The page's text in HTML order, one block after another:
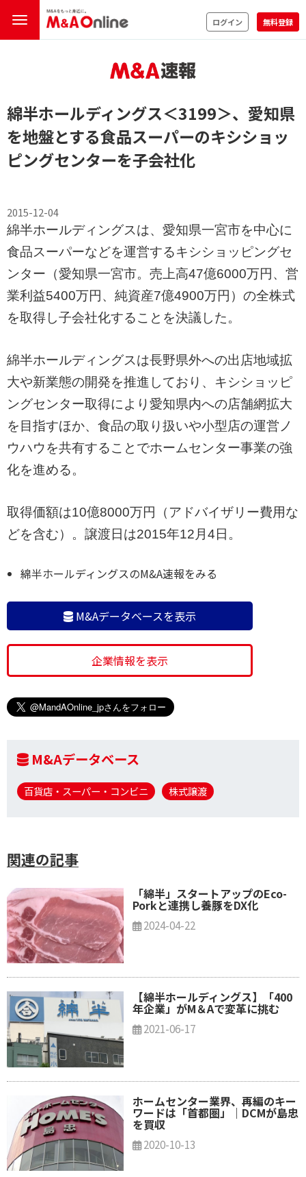
ログイン 無料登録
綿半ホールディングス＜3199＞、愛知県
を地盤とする食品スーパーのキシショッ
ピングセンターを子会社化
2015-12-04
綿半ホールディングスは、愛知県一宮市を中心に
食品スーパーなどを運営するキシショッピングセ
ンター（愛知県一宮市。売上高47億6000万円、営
業利益5400万円、純資産7億4900万円）の全株式
を取得し子会社化することを決議した。
綿半ホールディングスは長野県外への出店地域拡
大や新業態の開発を推進しており、キシショッピ
ングセンター取得により愛知県内への店舗網拡大
を目指すほか、食品の取り扱いや小型店の運営ノ
ウハウを共有することでホームセンター事業の強
化を進める。
取得価額は10億8000万円（アドバイザリー費用な
どを含む）。譲渡日は2015年12月4日。
綿半ホールディングスのM&A速報をみる
M&Aデータベースを表示
企業情報を表示
M&Aデータベース
百貨店・スーパー・コンビニ 株式譲渡
関連の記事
「綿半」スタートアップのEco-
Porkと連携し養豚をDX化
2024-04-22
【綿半ホールディングス】「400
年企業」がM＆Aで変革に挑む
2021-06-17
ホームセンター業界、再編のキー
ワードは「首都圏」｜DCMが島忠
を買収
2020-10-13